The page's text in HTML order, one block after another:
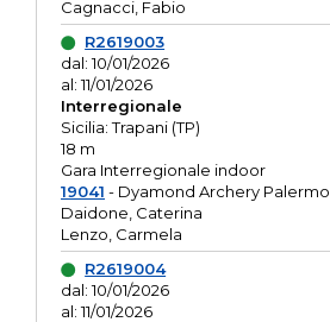
Cagnacci, Fabio
R2619003
dal: 10/01/2026
al: 11/01/2026
Interregionale
Sicilia: Trapani (TP)
18 m
Gara Interregionale indoor
19041 - Dyamond Archery Palermo
Daidone, Caterina
Lenzo, Carmela
R2619004
dal: 10/01/2026
al: 11/01/2026